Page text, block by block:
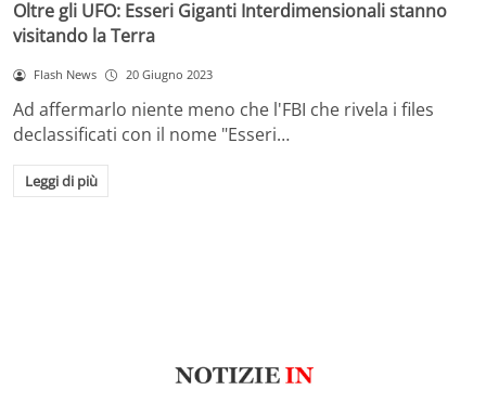
Oltre gli UFO: Esseri Giganti Interdimensionali stanno
visitando la Terra
Flash News 20 Giugno 2023
Ad affermarlo niente meno che l'FBI che rivela i files
declassificati con il nome "Esseri…
Leggi di più